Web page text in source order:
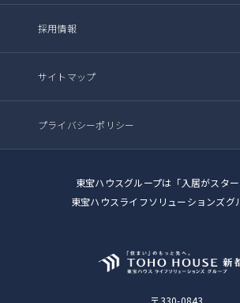
採用情報
サイトマップ
プライバシーポリシー
東宝ハウスグループは「入居がスタ
東宝ハウスライフソリューションズグ
〒330-0843